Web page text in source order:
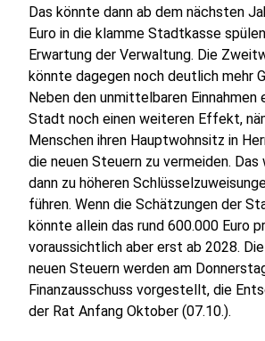
Das könnte dann ab dem nächsten
Euro in die klamme Stadtkasse
Erwartung der Verwaltung. Die
könnte dagegen noch deutlich mehr
Neben den unmittelbaren
Stadt noch einen weiteren Effekt,
Menschen ihren Hauptwohnsitz in
die neuen Steuern zu vermeiden.
dann zu höheren
führen. Wenn die Schätzungen der
könnte allein das rund 600.000 Euro
voraussichtlich aber erst ab 2028.
neuen Steuern werden am
Finanzausschuss vorgestellt, die
der Rat Anfang Oktober (07.10.).